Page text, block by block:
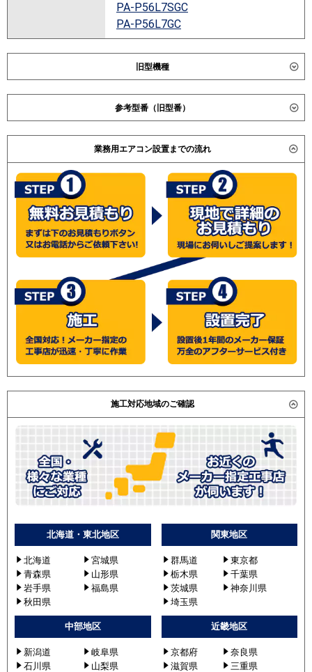
PA-P56L7SGC
PA-P56L7GC
旧型機種
ダイキン
SSRG56BCNV
SSRG56BCNT
SSRG56BCT
SSRG56CNV
SSRG56CNT
SSRG56CV
SSRG56CT
SSRG56BJNV
SSRG56BJNT
SSRG56BJV
SSRG56BJT
SSRG56BFNV
SSRG56BFNT
SSRG56BFV
SSRG56BFT
SSRG56BYNV
SSRG56BYNT
SSRG56BYV
SSRG56BYT
RWXA05633JMU
RWXA05633MU
RWXA05633JXU
RWXA05633XU
RWXA05633JMUB
RWXA05633MUB
PLZ-ZRMP56LV
PLZ-ZRMP56SLFV
PLZ-ZRMP56LFV
PLZ-ZRMP56SLR
PLZ-ZRMP56LR
PLZ-ZRMP56SL2
PLZ-ZRMP56L2
参考型番（旧型番）
ダイキン SSRG56BAT / SSRG56BT / SZZG56CBT /
SZZG56CBNT / SZZG56CBV / SZZG56CBNV /
SSRG56AT / SSRG56ANT / SSRG56AV / SSRG56ANV /
日立 RCID-GP56RGH / RCID-AP56RGH / RCID-AP56GH2
/ RCID-AP56GHJ2 / 三菱電機 PLZ-ZRMP56LK / PLZ-
ZRMP56LH / PLZ-ZRP56SLEE / PLZ-ZRP56LEE / PLZ-
ZRP56SLE / PLZ-ZRP56LE / ダイキン SZZG56CAT / 日
立 RCID-AP56GH4 / RCID-AP56GHJ2 / RCID-AP56GH2 /
三菱電機 PLZ-ZRP56SLD / PLZ-ZRP56LD /
(こちらの型番は参考です。メーカーや仕様によって価格
は異なります。旧型番は在庫切れの可能性がございま
業務用エアコン設置までの流れ
施工対応地域のご確認
北海道・東北地区
北海道
宮城県
青森県
山形県
岩手県
福島県
秋田県
関東地区
群馬道
東京都
栃木県
千葉県
茨城県
神奈川県
埼玉県
中部地区
新潟道
岐阜県
石川県
山梨県
近畿地区
京都府
奈良県
滋賀県
三重県